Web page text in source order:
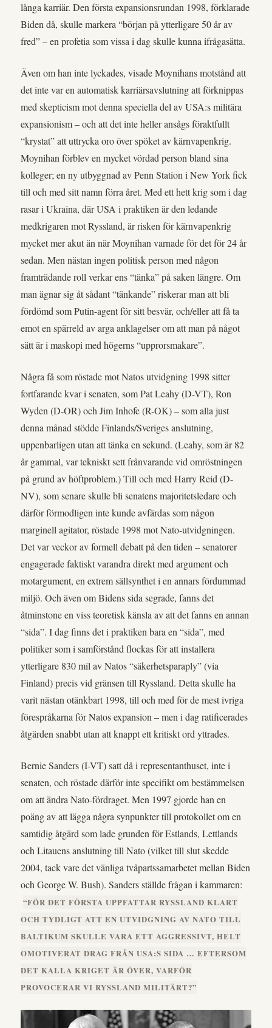
långa karriär. Den första expansionsrundan 1998, förklarade
Biden då, skulle markera “början på ytterligare 50 år av
fred” – en profetia som vissa i dag skulle kunna ifrågasätta.
Även om han inte lyckades, visade Moynihans motstånd att
det inte var en automatisk karriärsavslutning att förknippas
med skepticism mot denna speciella del av USA:s militära
expansionism – och att det inte heller ansågs föraktfullt
“krystat” att uttrycka oro över spöket av kärnvapenkrig.
Moynihan förblev en mycket vördad person bland sina
kolleger; en ny utbyggnad av Penn Station i New York fick
till och med sitt namn förra året. Med ett hett krig som i dag
rasar i Ukraina, där USA i praktiken är den ledande
medkrigaren mot Ryssland, är risken för kärnvapenkrig
mycket mer akut än när Moynihan varnade för det för 24 år
sedan. Men nästan ingen politisk person med någon
framträdande roll verkar ens “tänka” på saken längre. Om
man ägnar sig åt sådant “tänkande” riskerar man att bli
fördömd som Putin-agent för sitt besvär, och/eller att få ta
emot en spärreld av arga anklagelser om att man på något
sätt är i maskopi med högerns “upprorsmakare”.
Några få som röstade mot Natos utvidgning 1998 sitter
fortfarande kvar i senaten, som Pat Leahy (D-VT), Ron
Wyden (D-OR) och Jim Inhofe (R-OK) – som alla just
denna månad stödde Finlands/Sveriges anslutning,
uppenbarligen utan att tänka en sekund. (Leahy, som är 82
år gammal, var tekniskt sett frånvarande vid omröstningen
på grund av höftproblem.) Till och med Harry Reid (D-
NV), som senare skulle bli senatens majoritetsledare och
därför förmodligen inte kunde avfärdas som någon
marginell agitator, röstade 1998 mot Nato-utvidgningen.
Det var veckor av formell debatt på den tiden – senatorer
engagerade faktiskt varandra direkt med argument och
motargument, en extrem sällsynthet i en annars fördummad
miljö. Och även om Bidens sida segrade, fanns det
åtminstone en viss teoretisk känsla av att det fanns en annan
“sida”. I dag finns det i praktiken bara en “sida”, med
politiker som i samförstånd flockas för att installera
ytterligare 830 mil av Natos “säkerhetsparaply” (via
Finland) precis vid gränsen till Ryssland. Detta skulle ha
varit nästan otänkbart 1998, till och med för de mest ivriga
förespråkarna för Natos expansion – men i dag ratificerades
åtgärden snabbt utan att knappt ett kritiskt ord yttrades.
Bernie Sanders (I-VT) satt då i representanthuset, inte i
senaten, och röstade därför inte specifikt om bestämmelsen
om att ändra Nato-fördraget. Men 1997 gjorde han en
poäng av att lägga några synpunkter till protokollet om en
samtidig åtgärd som lade grunden för Estlands, Lettlands
och Litauens anslutning till Nato (vilket till slut skedde
2004, tack vare det vänliga tvåpartssamarbetet mellan Biden
och George W. Bush). Sanders ställde frågan i kammaren:
“FÖR DET FÖRSTA UPPFATTAR RYSSLAND KLART
OCH TYDLIGT ATT EN UTVIDGNING AV NATO TILL
BALTIKUM SKULLE VARA ETT AGGRESSIVT, HELT
OMOTIVERAT DRAG FRÅN USA:S SIDA … EFTERSOM
DET KALLA KRIGET ÄR ÖVER, VARFÖR
PROVOCERAR VI RYSSLAND MILITÄRT?”